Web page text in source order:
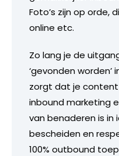
Foto’s zijn op orde,
online etc.
Zo lang je de
‘gevonden
zorgt dat je
inbound marketing
van benaderen is in
bescheiden en
100% outbound